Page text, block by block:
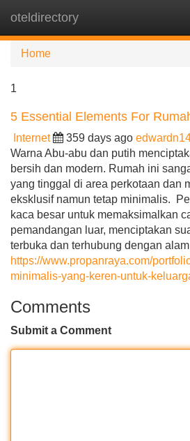
oteldirectory
Home
1
5 Essential Elements For
Internet 359 days ago
Warna Abu-abu dan putih
bersih dan modern. Rumah ini
yang tinggal di area perkotaan dan
eksklusif namun tetap minimalis.
kaca besar untuk memaksimalkan
pemandangan luar, menciptakan
terbuka dan terhubung dengan
https://www.propanraya.com/
minimalis-yang-keren-untuk-
Comments
Submit a Comment